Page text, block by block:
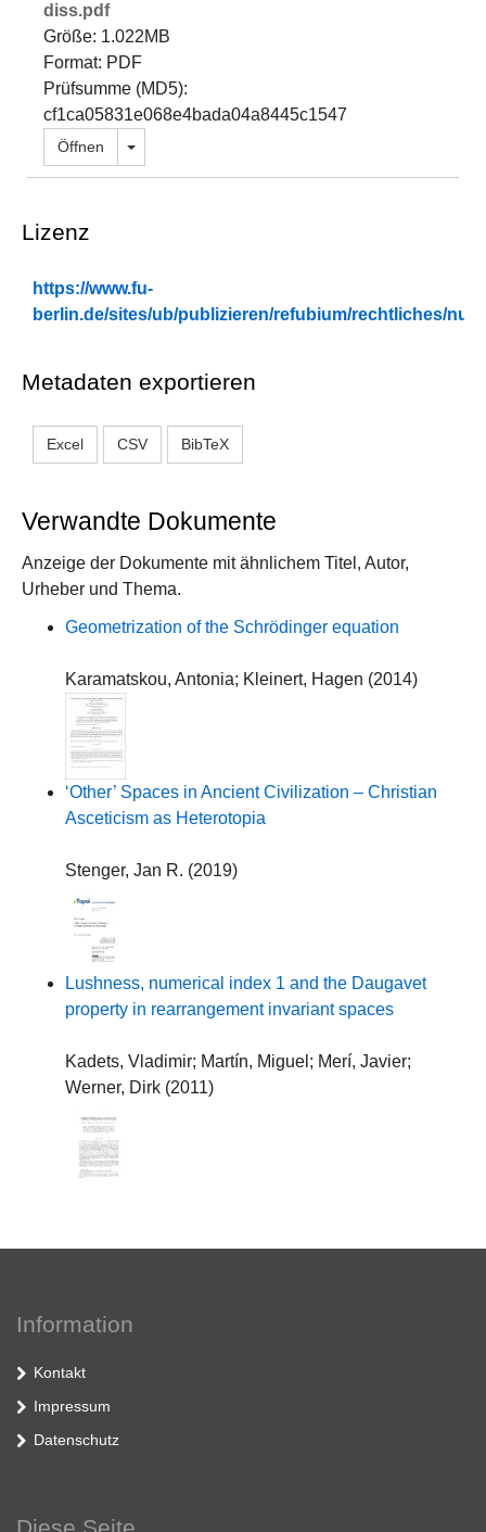
diss.pdf
Größe: 1.022MB
Format: PDF
Prüfsumme (MD5):
cf1ca05831e068e4bada04a8445c1547
Öffnen Dropdown öffnen
Lizenz
https://www.fu-
berlin.de/sites/ub/publizieren/refubium/rechtliches/
Metadaten exportieren
Excel CSV BibTeX
Verwandte Dokumente
Anzeige der Dokumente mit ähnlichem Titel, Autor,
Urheber und Thema.
Geometrization of the Schrödinger equation
Karamatskou, Antonia; Kleinert, Hagen (2014)
‘Other’ Spaces in Ancient Civilization – Christian
Asceticism as Heterotopia
Stenger, Jan R. (2019)
Lushness, numerical index 1 and the Daugavet
property in rearrangement invariant spaces
Kadets, Vladimir; Martín, Miguel ; Merí, Javier;
Werner, Dirk (2011)
Information
Kontakt
Impressum
Datenschutz